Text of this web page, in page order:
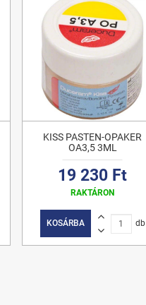
KISS PASTEN-OPAKER
OA3,5 3ML
19 230 Ft
RAKTÁRON
KOSÁRBA db